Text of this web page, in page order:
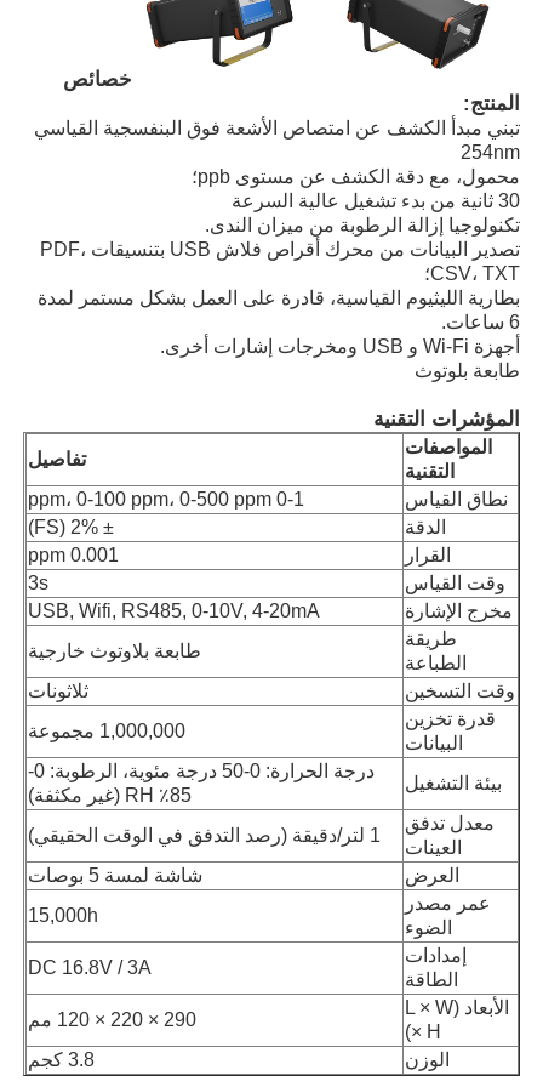
منزل
المنتجات
أشرطة فيديو
حول بنا
جولة في المعمل
اتصل بنا
أخبار
الحالات تظهر
طلب اقتباس
خصائص
المنتج:
تبني مبدأ الكشف عن امتصاص الأشعة فوق البنفسجية القياسي
254nm
محمول، مع دقة الكشف عن مستوى ppb؛
30 ثانية من بدء تشغيل عالية السرعة
تكنولوجيا إزالة الرطوبة من ميزان الندى.
تصدير البيانات من محرك أقراص فلاش USB بتنسيقات PDF،
CSV، TXT؛
بطارية الليثيوم القياسية، قادرة على العمل بشكل مستمر لمدة
6 ساعات.
أجهزة Wi-Fi و USB ومخرجات إشارات أخرى.
طابعة بلوتوث
المؤشرات التقنية
المواصفات
التقنية
تفاصيل
نطاق القياس
0-1 ppm، 0-100 ppm، 0-500 ppm
الدقة
± 2% (FS)
القرار
0.001 ppm
وقت القياس
3s
مخرج الإشارة
USB, Wifi, RS485, 0-10V, 4-20mA
طريقة
الطباعة
طابعة بلاوتوث خارجية
وقت التسخين
ثلاثونات
قدرة تخزين
البيانات
1,000,000 مجموعة
بيئة التشغيل
درجة الحرارة: 0-50 درجة مئوية، الرطوبة: 0-
85٪ RH (غير مكثفة)
معدل تدفق
العينات
1 لتر/دقيقة (رصد التدفق في الوقت الحقيقي)
العرض
شاشة لمسة 5 بوصات
عمر مصدر
الضوء
15,000h
إمدادات
الطاقة
DC 16.8V / 3A
الأبعاد (L × W
× H)
290 × 220 × 120 مم
الوزن
3.8 كجم